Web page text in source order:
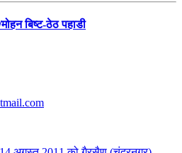
बिष्ट-ठेठ पहाडी